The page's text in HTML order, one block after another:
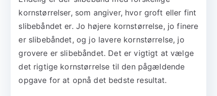
kornstørrelser, som angiver, hvor groft eller fint
slibebåndet er. Jo højere kornstørrelse, jo finere
er slibebåndet, og jo lavere kornstørrelse, jo
grovere er slibebåndet. Det er vigtigt at vælge
det rigtige kornstørrelse til den pågældende
opgave for at opnå det bedste resultat.